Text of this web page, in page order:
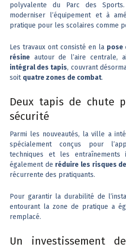
polyvalente du Parc des
moderniser l’équipement et à
pratique pour les scolaires comme
Les travaux ont consisté en la pose
résine autour de l’aire centrale,
intégral des tapis, couvrant
soit quatre zones de combat.
Deux tapis de chute
sécurité
Parmi les nouveautés, la ville a
spécialement conçus pour
techniques et les entraînements
également de réduire les risques
récurrente des pratiquants.
Pour garantir la durabilité de
entourant la zone de pratique a
remplacé.
Un investissement